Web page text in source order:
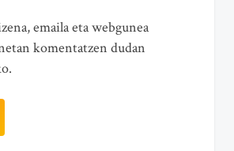
emaila eta webgunea
komentatzen dudan